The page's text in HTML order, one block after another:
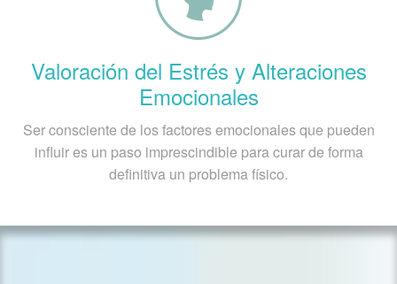
Valoración del Estrés y Alteraciones
Emocionales
Ser consciente de los factores emocionales que pueden
influir es un paso imprescindible para curar de forma
definitiva un problema físico.